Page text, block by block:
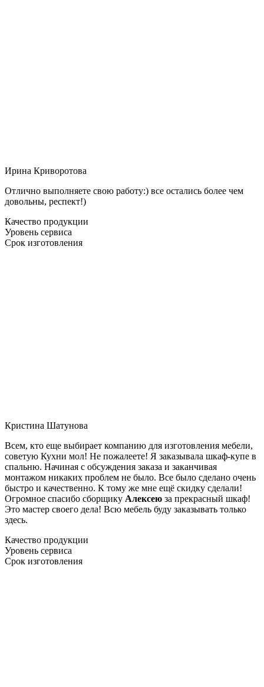
Ирина Криворотова
Отлично выполняете свою работу:) все остались более чем
довольны, респект!)
Качество продукции
Уровень сервиса
Срок изготовления
Кристина Шатунова
Всем, кто еще выбирает компанию для изготовления мебели,
советую Кухни мол! Не пожалеете! Я заказывала шкаф-купе в
спальню. Начиная с обсуждения заказа и заканчивая
монтажом никаких проблем не было. Все было сделано очень
быстро и качественно. К тому же мне ещё скидку сделали!
Огромное спасибо сборщику Алексею за прекрасный шкаф!
Это мастер своего дела! Всю мебель буду заказывать только
здесь.
Качество продукции
Уровень сервиса
Срок изготовления